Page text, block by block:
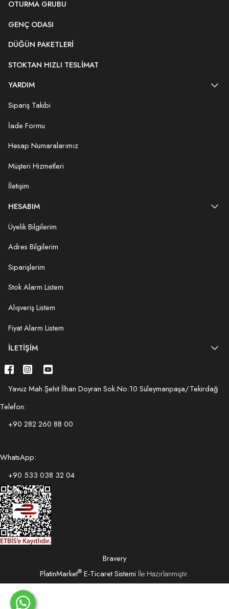
OTURMA GRUBU
GENÇ ODASI
DÜĞÜN PAKETLERI
STOKTAN HIZLI TESLIMAT
YARDIM
Sipariş Takibi
İade Formu
Hesap Numaralarımız
Müşteri Hizmetleri
İletişim
HESABIM
Üyelik Bilgilerim
Adres Bilgilerim
Siparişlerim
Stok Alarm Listem
Alışveriş Listem
Fiyat Alarm Listem
İLETIŞIM
Yavuz Mah.Şehit İlhan Doyran Sok.No:10 Süleymanpaşa/Tekirdağ
Telefon:
+90 282 260 88 00
WhatsApp:
+90 533 038 32 04
Bravery
PlatinMarket® E-Ticaret Sistemi İle Hazırlanmıştır.